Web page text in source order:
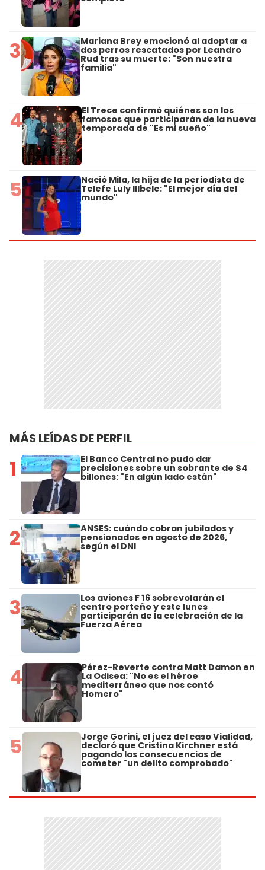
3 Mariana Brey emocionó al adoptar a
dos perros rescatados por Leandro
Rud tras su muerte: "Son nuestra
familia"
4 El Trece confirmó quiénes son los
famosos que participarán de la nueva
temporada de "Es mi sueño"
5 Nació Mila, la hija de la periodista de
Telefe Luly Illbele: "El mejor día del
mundo"
MÁS LEÍDAS DE PERFIL
1 El Banco Central no pudo dar
precisiones sobre un sobrante de $4
billones: "En algún lado están"
2 ANSES: cuándo cobran jubilados y
pensionados en agosto de 2026,
según el DNI
3 Los aviones F 16 sobrevolarán el
centro porteño y este lunes
participarán de la celebración de la
Fuerza Aérea
4 Pérez-Reverte contra Matt Damon en
La Odisea: "No es el héroe
mediterráneo que nos contó
Homero"
5 Jorge Gorini, el juez del caso Vialidad,
declaró que Cristina Kirchner está
pagando las consecuencias de
cometer "un delito comprobado"